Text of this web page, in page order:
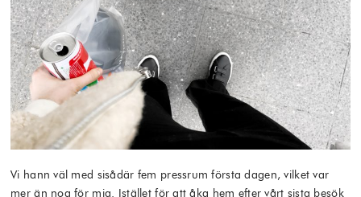
Vi hann väl med sisådär fem pressrum första dagen, vilket var
mer än nog för mig. Istället för att åka hem efter vårt sista besök